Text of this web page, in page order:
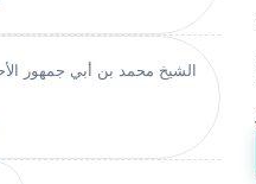
الشيخ محمد بن أبي جمهور